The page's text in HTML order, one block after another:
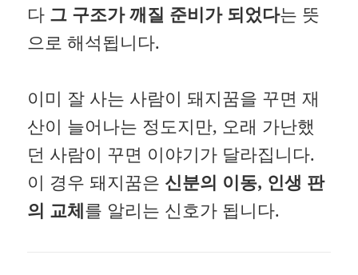
다 그 구조가 깨질 준비가 되었다는 뜻
으로 해석됩니다.
이미 잘 사는 사람이 돼지꿈을 꾸면 재
산이 늘어나는 정도지만, 오래 가난했
던 사람이 꾸면 이야기가 달라집니다.
이 경우 돼지꿈은 신분의 이동, 인생 판
의 교체를 알리는 신호가 됩니다.